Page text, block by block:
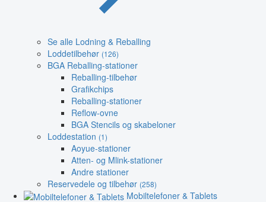
Se alle Lodning & Reballing
Loddetilbehør (126)
BGA Reballing-stationer
Reballing-tilbehør
Grafikchips
Reballing-stationer
Reflow-ovne
BGA Stencils og skabeloner
Loddestation (1)
Aoyue-stationer
Atten- og Mlink-stationer
Andre stationer
Reservedele og tilbehør (258)
Mobiltelefoner & Tablets